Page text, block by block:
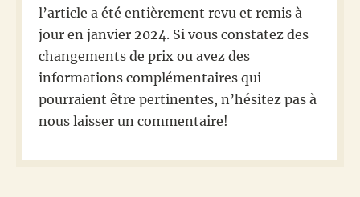
l’article a été entièrement revu et remis à
jour en janvier 2024. Si vous constatez des
changements de prix ou avez des
informations complémentaires qui
pourraient être pertinentes, n’hésitez pas à
nous laisser un commentaire!